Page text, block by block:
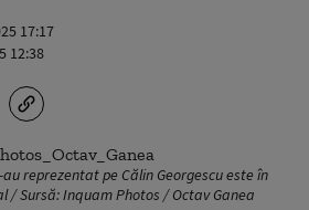
17:17
12:38
reprezentat pe Călin Georgescu este în
/ Sursă: Inquam Photos / Octav Ganea